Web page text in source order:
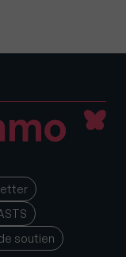
soutien